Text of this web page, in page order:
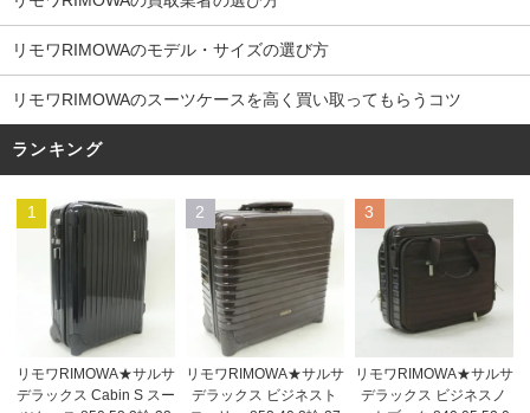
リモワRIMOWAのモデル・サイズの選び方
リモワRIMOWAのスーツケースを高く買い取ってもらうコツ
ランキング
1
リモワRIMOWA★サルサ
デラックス Cabin S スー
2
リモワRIMOWA★サルサ
デラックス ビジネスト
3
リモワRIMOWA★サルサ
デラックス ビジネスノ